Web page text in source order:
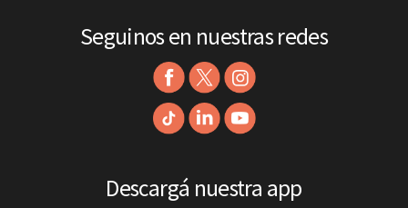
Seguinos en nuestras redes
Descargá nuestra app